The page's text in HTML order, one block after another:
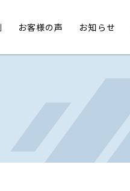
お客様の声 お知らせ